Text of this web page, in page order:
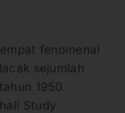
fenomenal
sejumlah
1950
Study